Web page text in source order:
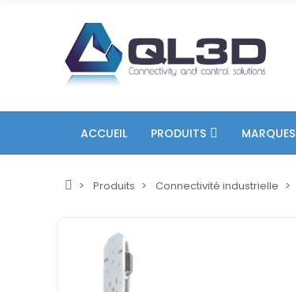
ACCUEIL PRODUITS MARQUES
Produits Connectivité industrielle